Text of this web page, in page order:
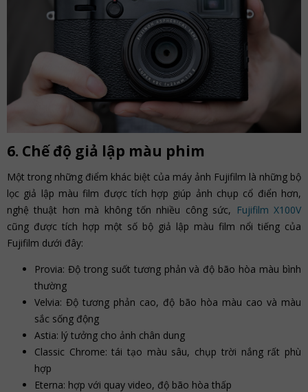
6. Chế độ giả lập màu phim
Một trong những điểm khác biệt của máy ảnh Fujifilm là những bộ
lọc giả lập màu film được tích hợp giúp ảnh chụp cổ điển hơn,
nghệ thuật hơn mà không tốn nhiều công sức, Fujifilm X100V
cũng được tích hợp một số bộ giả lập màu film nổi tiếng của
Fujifilm dưới đây:
Provia: Độ trong suốt tương phản và độ bão hòa màu bình
thường
Velvia: Độ tương phản cao, độ bão hòa màu cao và màu
sắc sống động
Astia: lý tưởng cho ảnh chân dung
Classic Chrome: tái tạo màu sâu, chụp trời nắng rất phù
hợp
Eterna: hợp với quay video, độ bão hòa thấp